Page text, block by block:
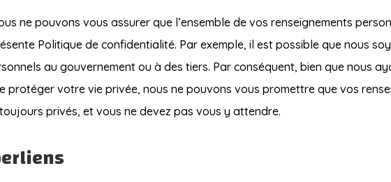
ne pouvons vous assurer que l’ensemble de vos renseignements
Politique de confidentialité. Par exemple, il est possible que nous
au gouvernement ou à des tiers. Par conséquent, bien que nous
protéger votre vie privée, nous ne pouvons vous promettre que vos
privés, et vous ne devez pas vous y attendre.